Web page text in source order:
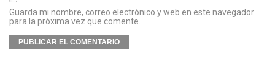
Guarda mi nombre, correo electrónico y web en este navegador
para la próxima vez que comente.